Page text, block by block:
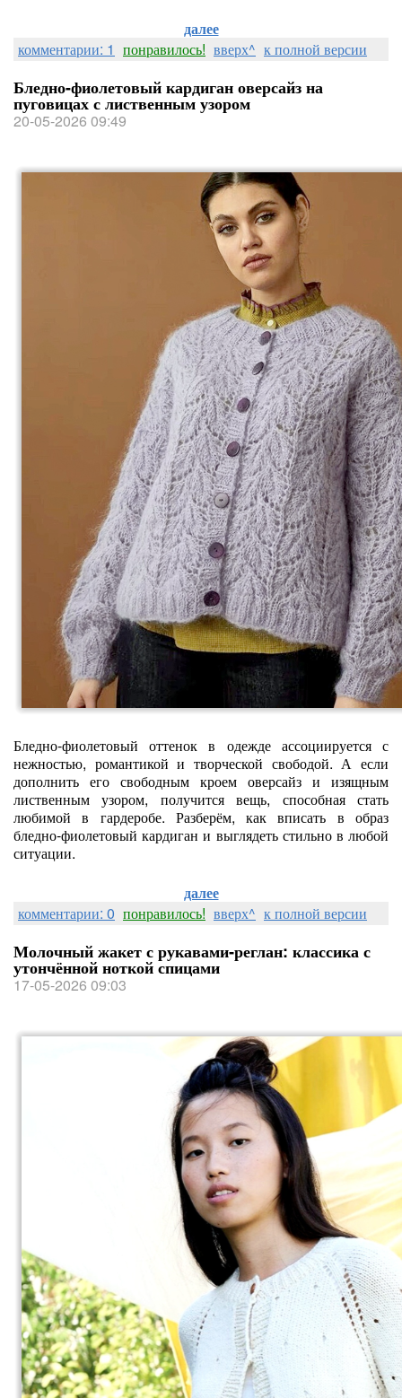
далее
комментарии: 1 понравилось! вверх^ к полной версии
Бледно-фиолетовый кардиган оверсайз на
пуговицах с лиственным узором
20-05-2026 09:49
Бледно‑фиолетовый оттенок в одежде ассоциируется с
нежностью, романтикой и творческой свободой. А если
дополнить его свободным кроем оверсайз и изящным
лиственным узором, получится вещь, способная стать
любимой в гардеробе. Разберём, как вписать в образ
бледно‑фиолетовый кардиган и выглядеть стильно в любой
ситуации.
далее
комментарии: 0 понравилось! вверх^ к полной версии
Молочный жакет с рукавами‑реглан: классика с
утончённой ноткой спицами
17-05-2026 09:03